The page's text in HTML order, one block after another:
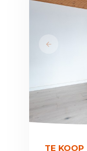
TE KOOP